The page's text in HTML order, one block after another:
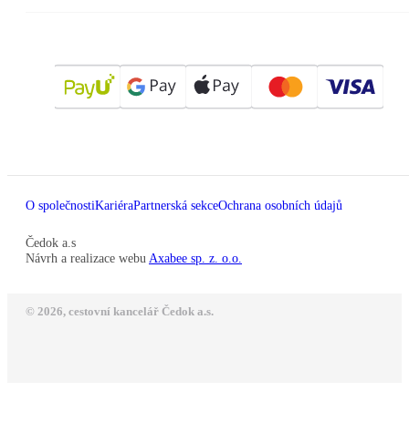
O společnostiKariéraPartnerská sekceOchrana osobních údajů
Čedok a.s
Návrh a realizace webu Axabee sp. z. o.o.
© 2026, cestovní kancelář Čedok a.s.